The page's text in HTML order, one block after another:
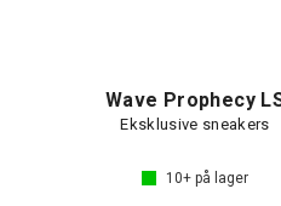
Wave Prophecy
Eksklusive sneakers
10+ på lager